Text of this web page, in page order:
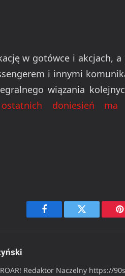
w gotówce i akcjach,
i innymi
wiązania
doniesień ma
Facebook Twitter
Redaktor Naczelny https://